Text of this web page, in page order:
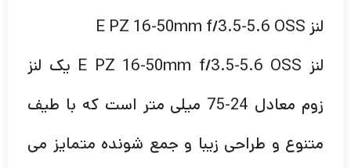
لنز E PZ 16-50mm f/3.5-5.6 OSS
لنز E PZ 16-50mm f/3.5-5.6 OSS یک لنز
زوم معادل 24-75 میلی متر است که با طیف
متنوع و طراحی زیبا و جمع شونده متمایز می